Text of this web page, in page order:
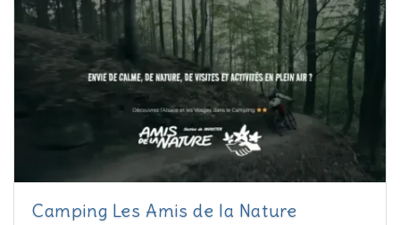
Camping Les Amis de la Nature